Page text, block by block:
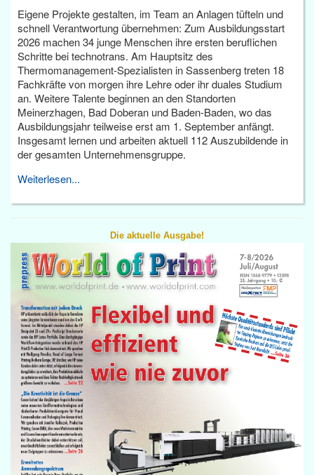
Eigene Projekte gestalten, im Team an Anlagen tüfteln und
schnell Verantwortung übernehmen: Zum Ausbildungsstart
2026 machen 34 junge Menschen ihre ersten beruflichen
Schritte bei technotrans. Am Hauptsitz des
Thermomanagement-Spezialisten in Sassenberg treten 18
Fachkräfte von morgen ihre Lehre oder ihr duales Studium
an. Weitere Talente beginnen an den Standorten
Meinerzhagen, Bad Doberan und Baden-Baden, wo das
Ausbildungsjahr teilweise erst am 1. September anfängt.
Insgesamt lernen und arbeiten aktuell 112 Auszubildende in
der gesamten Unternehmensgruppe.
Weiterlesen...
Die aktuelle Ausgabe!